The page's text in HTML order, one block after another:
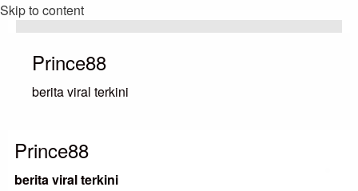
Skip to content
Prince88
berita viral terkini
Prince88
berita viral terkini